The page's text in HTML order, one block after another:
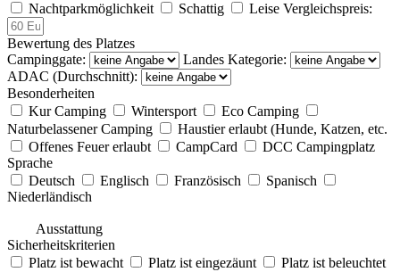
Nachtparkmöglichkeit
Schattig Leise Vergleichspreis:
Bewertung des Platzes
Campinggate:
Landes Kategorie:
ADAC (Durchschnitt):
Besonderheiten
Kur Camping
Wintersport
Eco Camping
Naturbelassener Camping
Haustier erlaubt (Hunde, Katzen, etc.
Offenes Feuer erlaubt
CampCard
DCC Campingplatz
Sprache
Deutsch
Englisch Französisch
Spanisch
Niederländisch
Ausstattung
Sicherheitskriterien
Platz ist bewacht
Platz ist eingezäunt
Platz ist beleuchtet